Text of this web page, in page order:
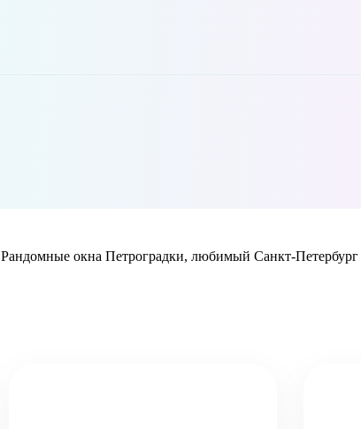
Рандомные окна Петроградки, любимый Санкт-Петербург